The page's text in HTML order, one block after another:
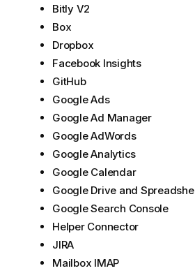
Bitly V2
Box
Dropbox
Facebook Insights
GitHub
Google Ads
Google Ad Manager
Google AdWords
Google Analytics
Google Calendar
Google Drive and
Google Search Console
Helper Connector
JIRA
Mailbox IMAP